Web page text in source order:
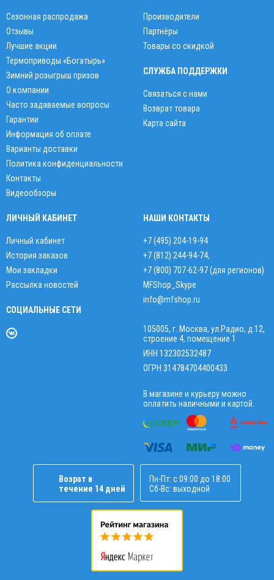
Сезонная распродажа
Отзывы
Лучшие акции
Термоприводы «Богатырь»
Зимний розыгрыш призов
О компании
Часто задаваемые вопросы
Гарантии
Информация об оплате
Варианты доставки
Политика конфиденциальности
Контакты
Видеообзоры
Производители
Партнёры
Товары со скидкой
СЛУЖБА ПОДДЕРЖКИ
Связаться с нами
Возврат товара
Карта сайта
ЛИЧНЫЙ КАБИНЕТ
Личный кабинет
История заказов
Мои закладки
Рассылка новостей
СОЦИАЛЬНЫЕ СЕТИ
НАШИ КОНТАКТЫ
+7 (495) 204-19-94
+7 (812) 244-94-74,
+7 (800) 707-62-97 (для регионов)
MFShop_Skype
info@mfshop.ru
105005, г. Москва, ул.Радио, д.12,
строение 4, помещение 1
ИНН 132302532487
ОГРН 314784704400433
В магазине и курьеру можно
оплатить наличными и картой.
Возрат в
течение 14 дней
Пн-Пт: с 09:00 до 18:00
Сб-Вс: выходной